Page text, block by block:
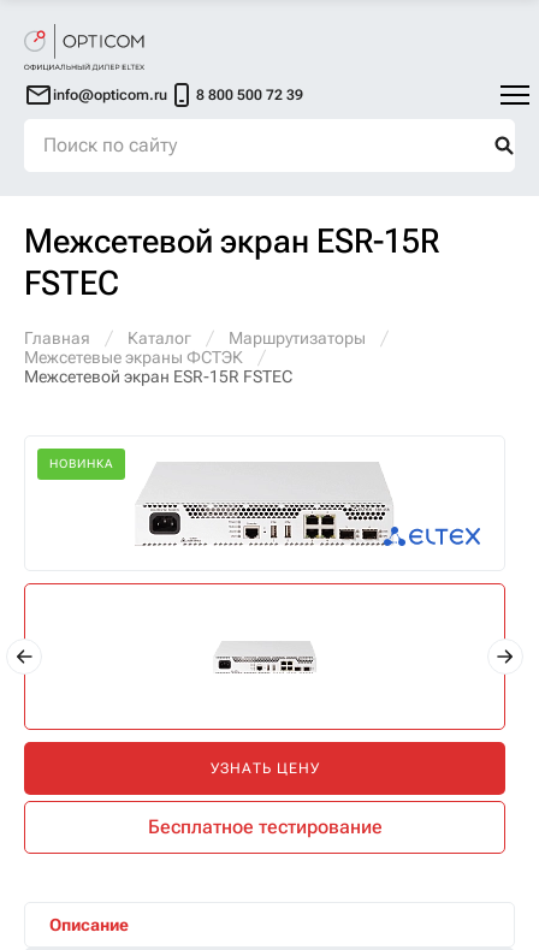
info@opticom.ru 8 800 500 72 39
Межсетевой экран ESR-15R
FSTEC
Главная Каталог
Маршрутизаторы
Межсетевые экраны ФСТЭК
Межсетевой экран ESR-15R FSTEC
НОВИНКА
УЗНАТЬ ЦЕНУ
Бесплатное тестирование
Описание